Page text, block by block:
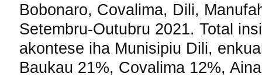
Bobonaro, Covalima, Dili,
Setembru-Outubru 2021. Total
akontese iha Munisipiu Dili,
Baukau 21%, Covalima 12%,